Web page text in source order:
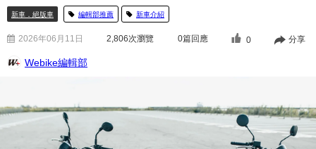
新車．絕版車 編輯部推薦 新車介紹
2026年06月11日 2,806次瀏覽 0篇回應 0 分享
Webike編輯部